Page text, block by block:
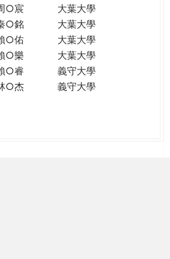
○宸
大葉大學
○銘
大葉大學
○佑
大葉大學
○樂
大葉大學
○睿
義守大學
○杰 義守大學